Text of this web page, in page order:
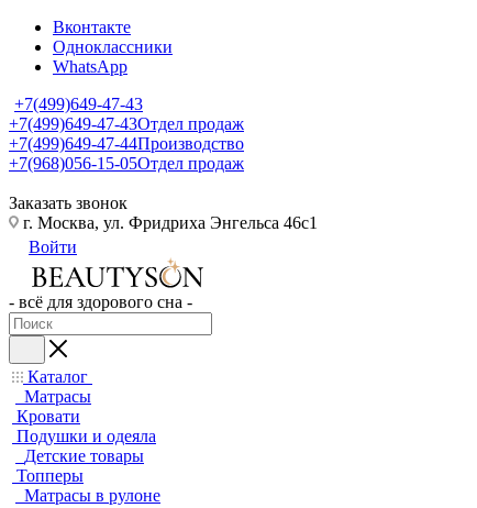
Вконтакте
Одноклассники
WhatsApp
+7(499)649-47-43
+7(499)649-47-43Отдел продаж
+7(499)649-47-44Производство
+7(968)056-15-05Отдел продаж
Заказать звонок
г. Москва, ул. Фридриха Энгельса 46с1
Войти
- всё для здорового сна -
Каталог
Матрасы
Кровати
Подушки и одеяла
Детские товары
Топперы
Матрасы в рулоне